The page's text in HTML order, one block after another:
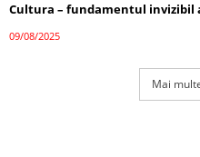
Cultura – fundamentul
09/08/2025
Mai